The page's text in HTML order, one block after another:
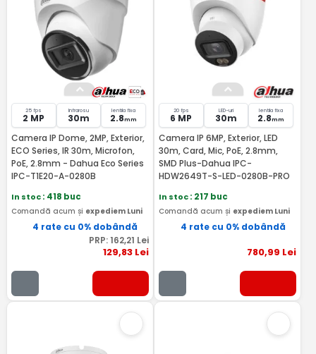
25 fps
2 MP
Infrarosu
30m
lentila fixa
2.8mm
Camera IP Dome, 2MP, Exterior,
ECO Series, IR 30m, Microfon,
PoE, 2.8mm - Dahua Eco Series
IPC-T1E20-A-0280B
In stoc: 418 buc
Comandă acum și expediem Luni
4 rate cu 0% dobândă
PRP: 162,21 Lei
129,83Lei
20 fps
6 MP
LED-uri
30m
lentila fixa
2.8mm
Camera IP 6MP, Exterior, LED
30m, Card, Mic, PoE, 2.8mm,
SMD Plus-Dahua IPC-
HDW2649T-S-LED-0280B-PRO
In stoc: 217 buc
Comandă acum și expediem Luni
4 rate cu 0% dobândă
780,99 Lei